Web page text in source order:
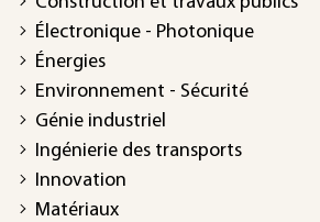
Électronique - Photonique
Énergies
Environnement - Sécurité
Génie industriel
Ingénierie des transports
Innovation
Matériaux